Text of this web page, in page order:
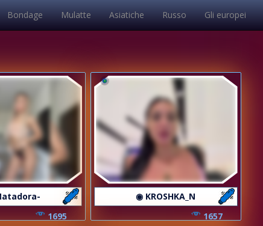
Bondage Mulatte Asiatiche Russo Gli europei
1695
◉ KROSHKA_N
1657